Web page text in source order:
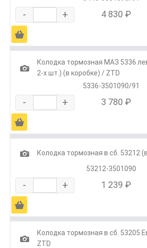
- + 4 830 ₽
Ä
1
Колодка тормозная МАЗ 5336
2-х шт.) (в коробке) / ZTD
5336-3501090/91
- + 3 780 ₽
Ä
1
Колодка тормозная в сб. 53212
53212-3501090
- + 1 239 ₽
Ä
1
Колодка тормозная в сб. 53205
ZTD